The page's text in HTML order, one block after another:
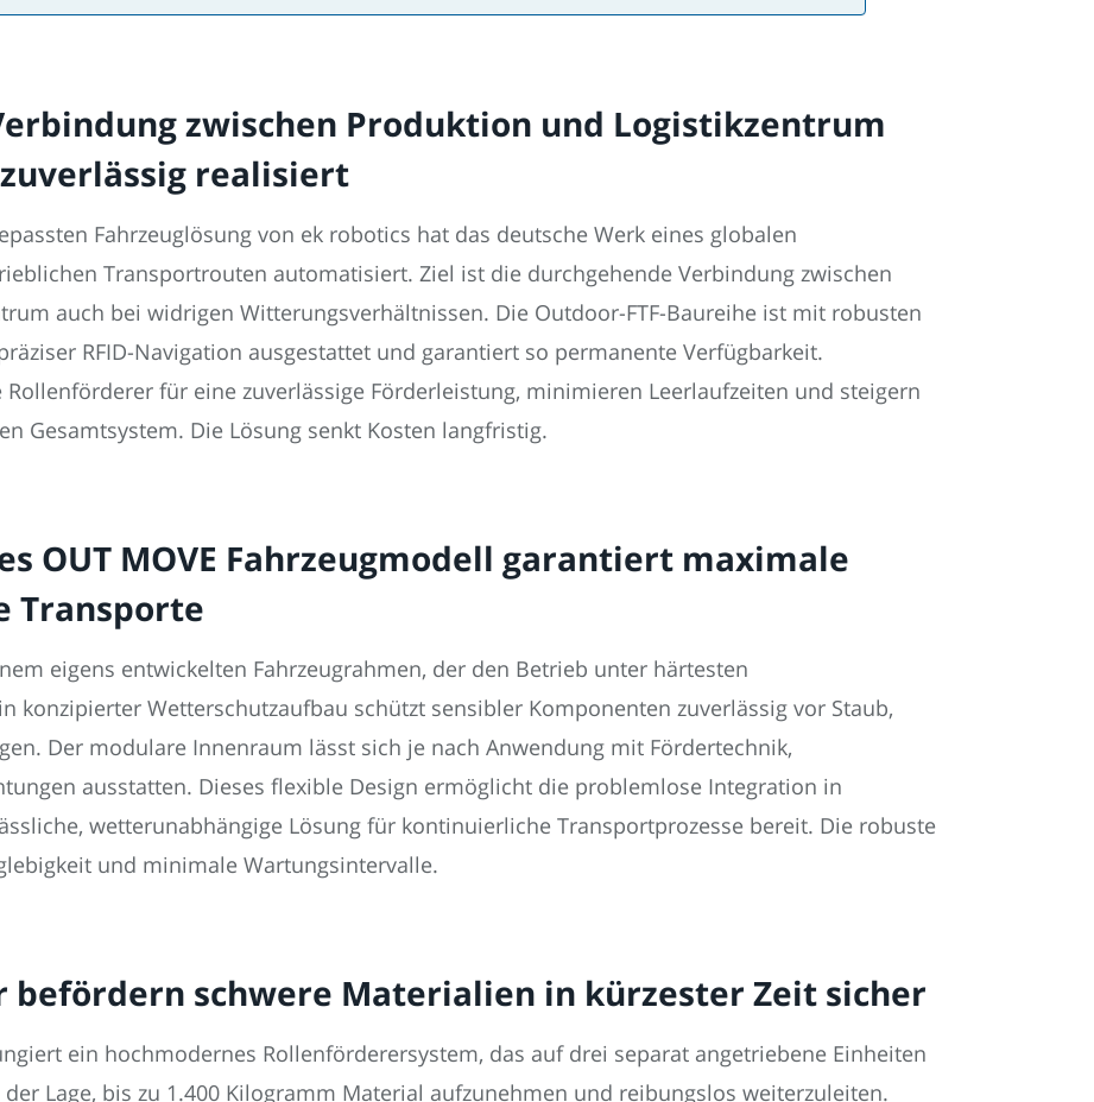
zwischen Produktion und Logistikzentrum
realisiert
Fahrzeuglösung von ek robotics hat das deutsche Werk eines globalen
Transportrouten automatisiert. Ziel ist die durchgehende Verbindung zwischen
auch bei widrigen Witterungsverhältnissen. Die Outdoor-FTF-Baureihe ist mit robusten
RFID-Navigation ausgestattet und garantiert so permanente Verfügbarkeit.
für eine zuverlässige Förderleistung, minimieren Leerlaufzeiten und steigern
Gesamtsystem. Die Lösung senkt Kosten langfristig.
OUT MOVE Fahrzeugmodell garantiert maximale
Transporte
eigens entwickelten Fahrzeugrahmen, der den Betrieb unter härtesten
konzipierter Wetterschutzaufbau schützt sensibler Komponenten zuverlässig vor Staub,
Der modulare Innenraum lässt sich je nach Anwendung mit Fördertechnik,
ausstatten. Dieses flexible Design ermöglicht die problemlose Integration in
wetterunabhängige Lösung für kontinuierliche Transportprozesse bereit. Die robuste
und minimale Wartungsintervalle.
befördern schwere Materialien in kürzester Zeit sicher
ein hochmodernes Rollenförderersystem, das auf drei separat angetriebene Einheiten
Lage, bis zu 1.400 Kilogramm Material aufzunehmen und reibungslos weiterzuleiten.